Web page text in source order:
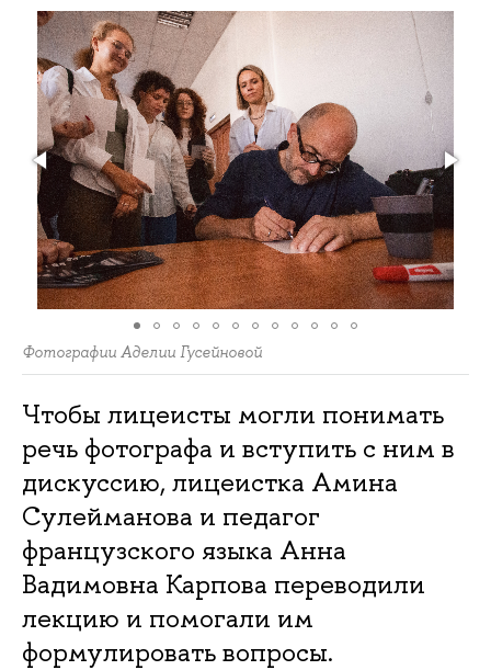
Фотографии Аделии Гусейновой
Чтобы лицеисты могли понимать
речь фотографа и вступить с ним в
дискуссию, лицеистка Амина
Сулейманова и педагог
французского языка Анна
Вадимовна Карпова переводили
лекцию и помогали им
формулировать вопросы.